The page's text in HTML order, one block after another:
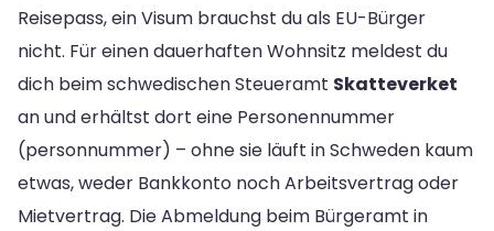
Reisepass, ein Visum brauchst du als EU-Bürger
nicht. Für einen dauerhaften Wohnsitz meldest du
dich beim schwedischen Steueramt Skatteverket
an und erhältst dort eine Personennummer
(personnummer) – ohne sie läuft in Schweden kaum
etwas, weder Bankkonto noch Arbeitsvertrag oder
Mietvertrag. Die Abmeldung beim Bürgeramt in